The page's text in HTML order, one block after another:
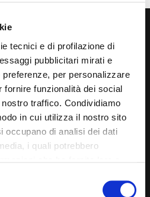
tecnici e di profilazione di
pubblicitari mirati e
per personalizzare
fornire funzionalità dei social
traffico. Condividiamo
in cui utilizza il nostro sito
occupano di analisi dei dati
i quali potrebbero
non comporta l’accettazione
(CO) 22100